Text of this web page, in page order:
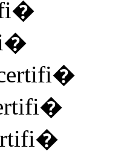
�
�
�
�
�